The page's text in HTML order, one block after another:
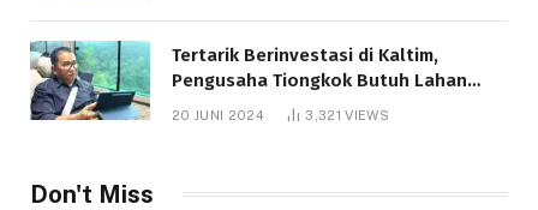
Tertarik Berinvestasi di Kaltim,
Pengusaha Tiongkok Butuh Lahan
1.000 Hektare
20 JUNI 2024 3,321VIEWS
Don't Miss